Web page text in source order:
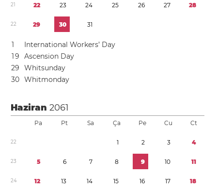
21 22 23 24 25 26 27 28
22 29 30 31
1
International Workers’ Day
19
Ascension Day
29
Whitsunday
30 Whitmonday
Haziran2061
Pa Pt Sa Ça Pe Cu Ct
22 1 2 3 4
23 5 6 7 8 9 10 11
24 12 13 14 15 16 17 18